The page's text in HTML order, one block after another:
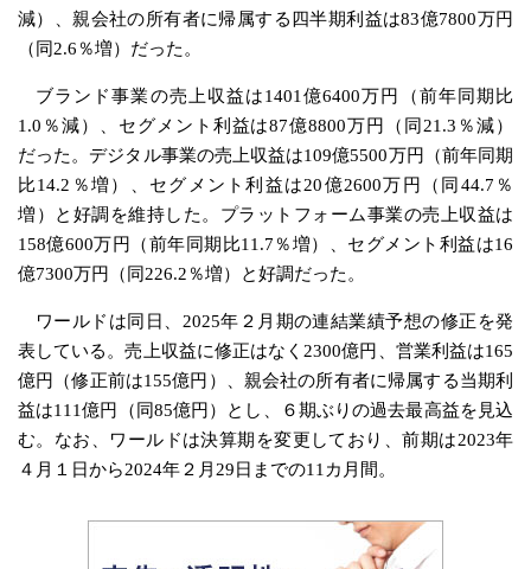
減）、親会社の所有者に帰属する四半期利益は83億7800万円
（同2.6％増）だった。
ブランド事業の売上収益は1401億6400万円（前年同期比
1.0％減）、セグメント利益は87億8800万円（同21.3％減）
だった。デジタル事業の売上収益は109億5500万円（前年同期
比14.2％増）、セグメント利益は20億2600万円（同44.7％
増）と好調を維持した。プラットフォーム事業の売上収益は
158億600万円（前年同期比11.7％増）、セグメント利益は16
億7300万円（同226.2％増）と好調だった。
ワールドは同日、2025年２月期の連結業績予想の修正を発
表している。売上収益に修正はなく2300億円、営業利益は165
億円（修正前は155億円）、親会社の所有者に帰属する当期利
益は111億円（同85億円）とし、６期ぶりの過去最高益を見込
む。なお、ワールドは決算期を変更しており、前期は2023年
４月１日から2024年２月29日までの11カ月間。